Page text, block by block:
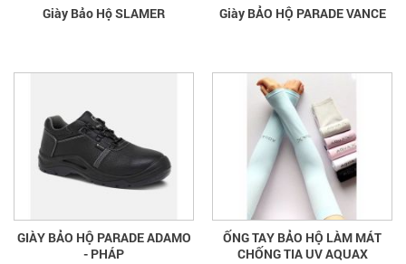
Giày Bảo Hộ SLAMER Giày BẢO HỘ PARADE VANCE
GIÀY BẢO HỘ PARADE ADAMO
- PHÁP
ỐNG TAY BẢO HỘ LÀM MÁT
CHỐNG TIA UV AQUAX